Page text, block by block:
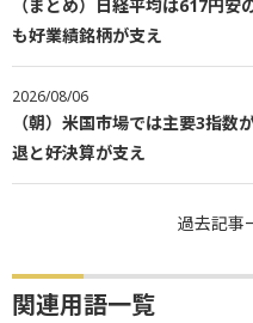
（まとめ）日経平均は617円
も好業績銘柄が支え
2026/08/06
（朝）米国市場では主要3指
退と好決算が支え
過去記事
関連用語一覧